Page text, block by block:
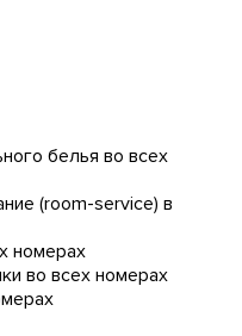
белья во всех
(room-service) в
номерах
во всех номерах